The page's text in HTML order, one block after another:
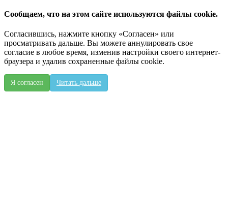
Сообщаем, что на этом сайте используются файлы cookie.
Согласившись, нажмите кнопку «Согласен» или
просматривать дальше. Вы можете аннулировать свое
согласие в любое время, изменив настройки своего интернет-
браузера и удалив сохраненные файлы cookie.
Я согласен Читать дальше